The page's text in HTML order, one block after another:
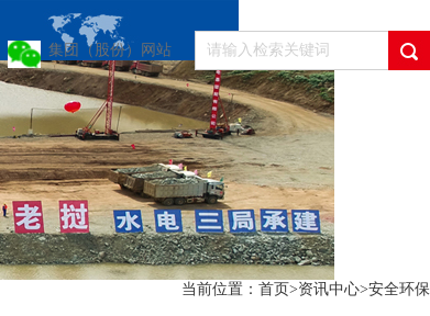
集团（股份）网站
当前位置： 首页>资讯中心>安全环保